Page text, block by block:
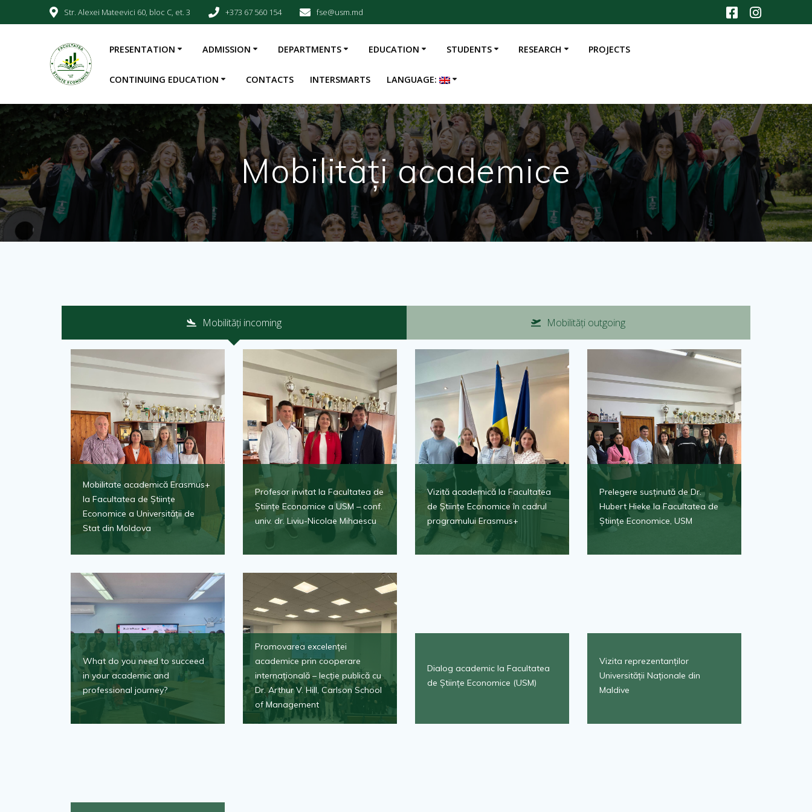
Str. Alexei Mateevici 60, bloc C, et. 3 +373 67 560 154 fse@usm.md
PRESENTATION ADMISSION DEPARTMENTS EDUCATION STUDENTS RESEARCH PROJECTS
CONTINUING EDUCATION CONTACTS INTERSMARTS LANGUAGE:
Mobilități academice
Mobilități incoming Mobilități outgoing
Mobilitate academică Erasmus+
la Facultatea de Științe
Economice a Universității de
Stat din Moldova
Profesor invitat la Facultatea de
Științe Economice a USM – conf.
univ. dr. Liviu-Nicolae Mihaescu
Vizită academică la Facultatea
de Științe Economice în cadrul
programului Erasmus+
Prelegere susținută de Dr.
Hubert Hieke la Facultatea de
Științe Economice, USM
What do you need to succeed
in your academic and
professional journey?
Promovarea excelenței
academice prin cooperare
internațională – lecție publică cu
Dr. Arthur V. Hill, Carlson School
of Management
Dialog academic la Facultatea
de Științe Economice (USM)
Vizita reprezentanților
Universității Naționale din
Maldive